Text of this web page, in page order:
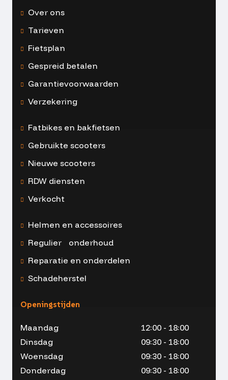
Over ons
Tarieven
Fietsplan
Gespreid betalen
Garantievoorwaarden
Verzekering
Fatbikes en bakfietsen
Gebruikte scooters
Nieuwe scooters
RDW diensten
Verkocht
Helmen en accessoires
Regulier onderhoud
Reparatie en onderdelen
Schadeherstel
Openingstijden
Maandag
12:00 - 18:00
Dinsdag
09:30 - 18:00
Woensdag
09:30 - 18:00
Donderdag
09:30 - 18:00